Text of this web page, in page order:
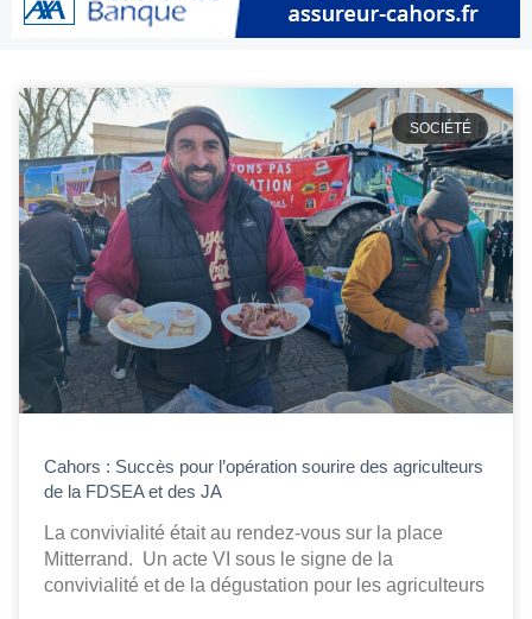
SOCIÉTÉ
Cahors : Succès pour l’opération sourire des agriculteurs
de la FDSEA et des JA
La convivialité était au rendez-vous sur la place
Mitterrand. Un acte VI sous le signe de la
convivialité et de la dégustation pour les agriculteurs